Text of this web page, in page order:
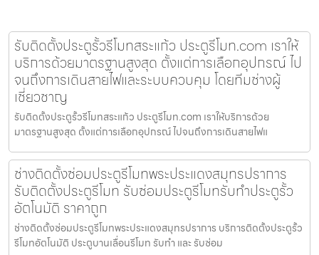
รับติดตั้งประตูรั้วรีโมทสระแก้ว ประตูรีโมท.com เราให้
บริการด้วยมาตรฐานสูงสุด ตั้งแต่การเลือกอุปกรณ์ ไป
จนถึงการเดินสายไฟและระบบควบคุม โดยทีมช่างผู้
เชี่ยวชาญ
รับติดตั้งประตูรั้วรีโมทสระแก้ว ประตูรีโมท.com เราให้บริการด้วย
มาตรฐานสูงสุด ตั้งแต่การเลือกอุปกรณ์ ไปจนถึงการเดินสายไฟแ
ช่างติดตั้งซ่อมประตูรีโมทพระประแดงสมุทรปราการ
รับติดตั้งประตูรีโมท รับซ่อมประตูรีโมทรับทำประตูรั้ว
อัตโนมัติ ราคาถูก
ช่างติดตั้งซ่อมประตูรีโมทพระประแดงสมุทรปราการ บริการติดตั้งประตูรั้ว
รีโมทอัตโนมัติ ประตูบานเลื่อนรีโมท รับทำ และ รับซ่อม